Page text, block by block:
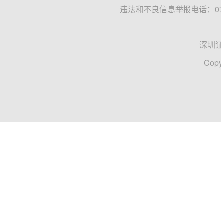
违法和不良信息举报电话：
深圳